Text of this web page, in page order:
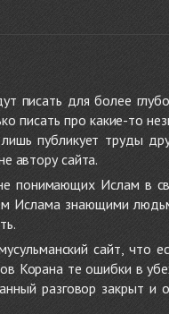
писать для более
писать про какие-то
публикует труды
автору сайта.
понимающих Ислам в
Ислама знающими
сайт, что
Корана те ошибки в
разговор закрыт и